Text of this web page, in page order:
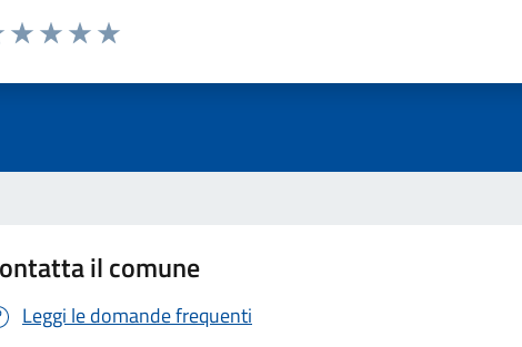
il comune
Leggi le domande frequenti